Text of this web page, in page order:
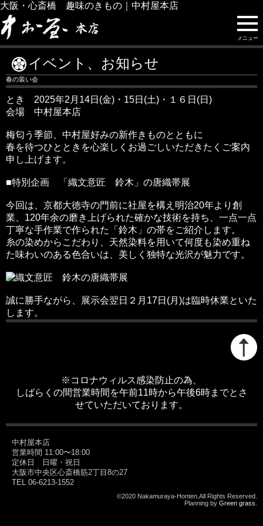
大阪・心斎橋 趣味のきもの｜中村屋本店
メニュー
イベント、お知らせ
春の装い会
とき 2025年2月14日(金)・15日(土)・１６日(日)
会場 中村屋本店
梅匂う季節、中村屋好みの新作きものとともに
春を待つひとときを心楽しくお過ごしいただきたくご案内
申し上げます。
■特別企画 「織文意匠 鈴木」の唐織帯展
今回は、京都大徳寺の門前に社屋を構え明治20年より創
業、120年余の磨き上げられた確かな技術を持ち、一点一点
丁寧な手作業で作られた「鈴木」の帯をご紹介します。
糸の染めからこだわり、天然染料を用いて何度も染め重ね
た味わいのある色合いは、美しく独特な光沢が魅力です。
誠に勝手ながら、展示会翌日２月17日(月)は臨時休業といた
します。
※コロナウィルス感染防止の為、
しばらくの間営業時間を午前11時から午後6時までとさ
せていただいております。
中村屋本店
営業時間 11:00〜18:00
定休日 日曜・祝日
大阪市中央区心斎橋筋2丁目8の27
TEL 06-6213-1552
©2020 Nakamuraya-Honten.All Rights Reserved.
Planning by Green grass